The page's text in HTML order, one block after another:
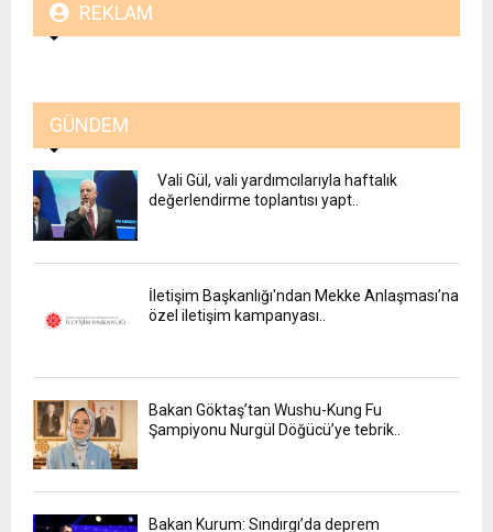
REKLAM
GÜNDEM
Vali Gül, vali yardımcılarıyla haftalık
değerlendirme toplantısı yapt..
İletişim Başkanlığı'ndan Mekke Anlaşması’na
özel iletişim kampanyası..
Bakan Göktaş’tan Wushu-Kung Fu
Şampiyonu Nurgül Döğücü’ye tebrik..
Bakan Kurum: Sındırgı’da deprem